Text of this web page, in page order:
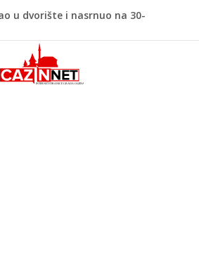
u dvorište i nasrnuo na 30-
do dolaska policije
Teška saobraćajna nesreća,
završilo na krovu – policija i Hitna